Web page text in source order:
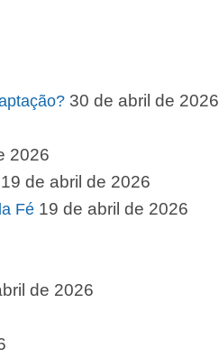
30 de abril de 2026
2026
19 de abril de 2026
Fé 19 de abril de 2026
de 2026